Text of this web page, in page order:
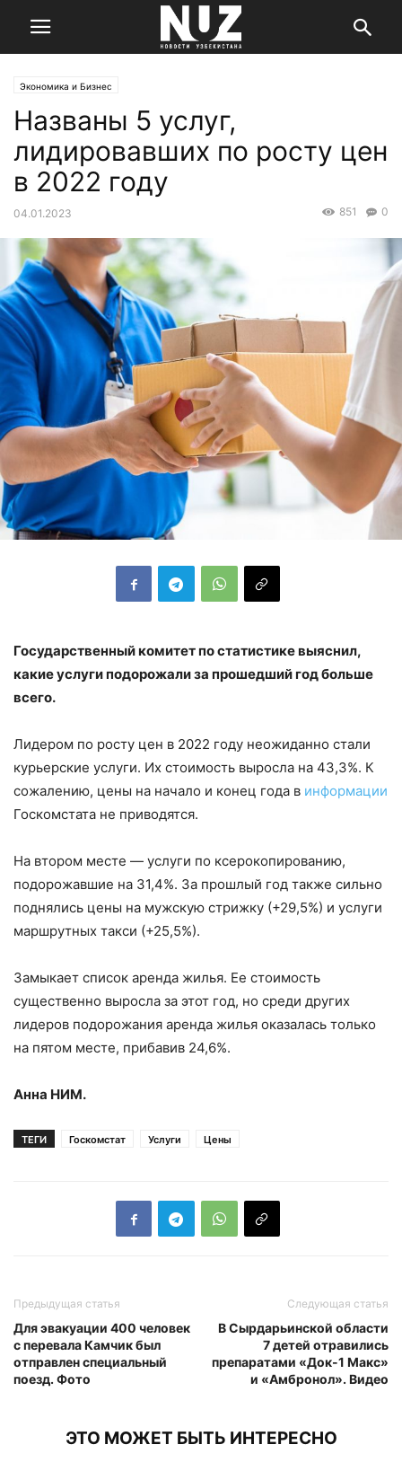
Экономика и Бизнес
Названы 5 услуг,
лидировавших по росту цен
в 2022 году
04.01.2023 0
851
Государственный комитет по статистике выяснил,
какие услуги подорожали за прошедший год больше
всего.
Лидером по росту цен в 2022 году неожиданно стали
курьерские услуги. Их стоимость выросла на 43,3%. К
сожалению, цены на начало и конец года в информации
Госкомстата не приводятся.
На втором месте — услуги по ксерокопированию,
подорожавшие на 31,4%. За прошлый год также сильно
поднялись цены на мужскую стрижку (+29,5%) и услуги
маршрутных такси (+25,5%).
Замыкает список аренда жилья. Ее стоимость
существенно выросла за этот год, но среди других
лидеров подорожания аренда жилья оказалась только
на пятом месте, прибавив 24,6%.
Анна НИМ.
ТЕГИ Госкомстат Услуги Цены
Предыдущая статья
Для эвакуации 400 человек
с перевала Камчик был
отправлен специальный
поезд. Фото
Следующая статья
В Сырдарьинской области
7 детей отравились
препаратами «Док-1 Макс»
и «Амбронол». Видео
ЭТО МОЖЕТ БЫТЬ ИНТЕРЕСНО